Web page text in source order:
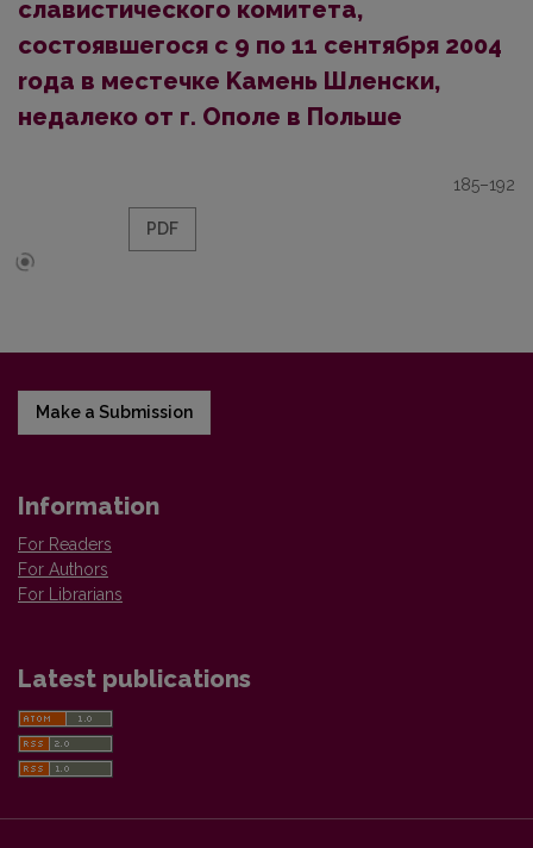
славистическогo комитета,
состоявшегoся с 9 по 11 сентября 2004
roда в местечке Kaмeнь Шленски,
недалеко от г. Ополе в Польше
185–192
PDF
Make a Submission
Information
For Readers
For Authors
For Librarians
Latest publications